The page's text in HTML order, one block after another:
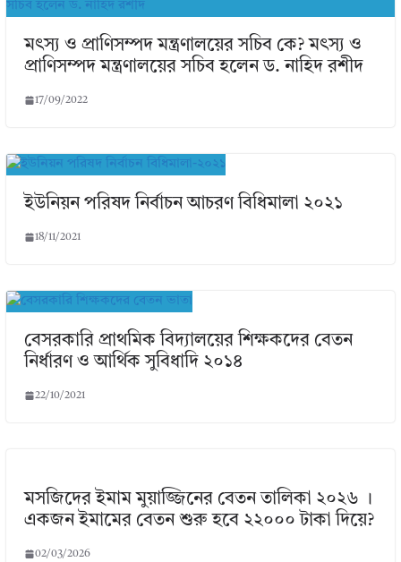
মৎস্য ও প্রাণিসম্পদ মন্ত্রণালয়ের সচিব কে? মৎস্য ও
প্রাণিসম্পদ মন্ত্রণালয়ের সচিব হলেন ড. নাহিদ রশীদ
17/09/2022
ইউনিয়ন পরিষদ নির্বাচন আচরণ বিধিমালা ২০২১
18/11/2021
বেসরকারি প্রাথমিক বিদ্যালয়ের শিক্ষকদের বেতন
নির্ধারণ ও আর্থিক সুবিধাদি ২০১৪
22/10/2021
মসজিদের ইমাম মুয়াজ্জিনের বেতন তালিকা ২০২৬ ।
একজন ইমামের বেতন শুরু হবে ২২০০০ টাকা দিয়ে?
02/03/2026